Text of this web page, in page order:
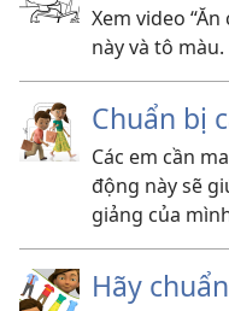
Xem video
này và tô màu.
Chuẩn bị
Các em cần
động này sẽ
giảng của
Hãy